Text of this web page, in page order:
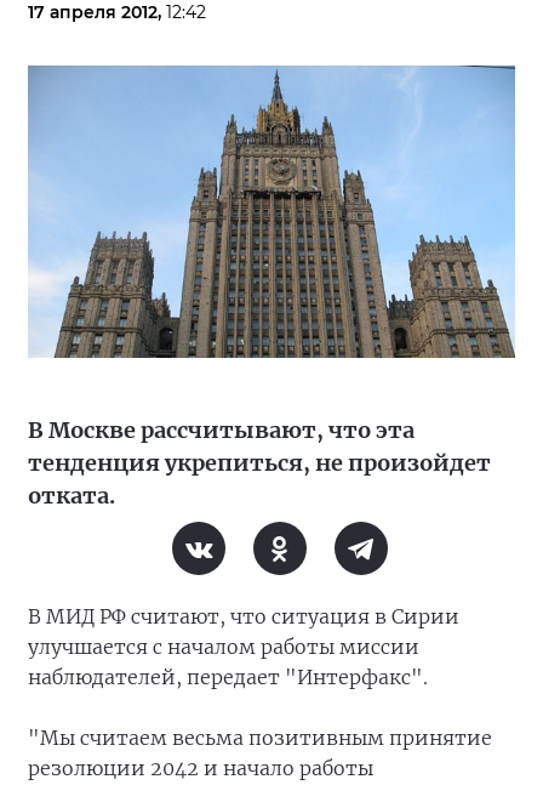
17 апреля 2012, 12:42
В Москве рассчитывают, что эта
тенденция укрепиться, не произойдет
отката.
В МИД РФ считают, что ситуация в Сирии
улучшается с началом работы миссии
наблюдателей, передает "Интерфакс".
"Мы считаем весьма позитивным принятие
резолюции 2042 и начало работы